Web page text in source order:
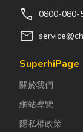
call 0800-080-
mail
SuperhiPage
關於我們
網站導覽
隱私權政策